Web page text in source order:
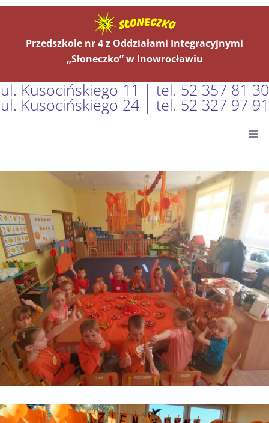
Przedszkole nr 4 z Oddziałami Integracyjnymi
„Słoneczko” w Inowrocławiu
ul. Kusocińskiego 11 | tel. 52 357 81 30
ul. Kusocińskiego 24 | tel. 52 327 97 91
Aktualności
O Nas
Grupy
Kontakt